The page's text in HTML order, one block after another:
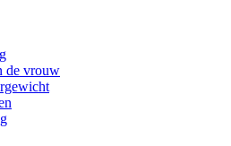
de vrouw